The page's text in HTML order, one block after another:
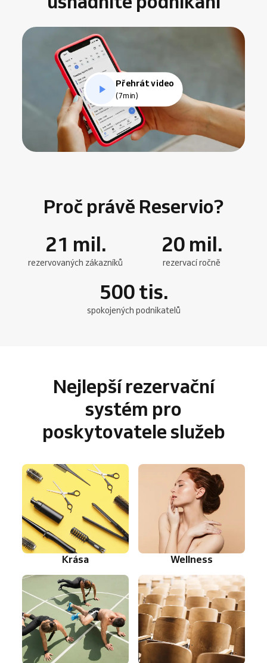
Přehrát video
(7min)
Proč právě Reservio?
21 mil.
rezervovaných zákazníků
20 mil.
rezervací ročně
500tis.
spokojených podnikatelů
Nejlepší rezervační
systém pro
poskytovatele služeb
Krása Wellness